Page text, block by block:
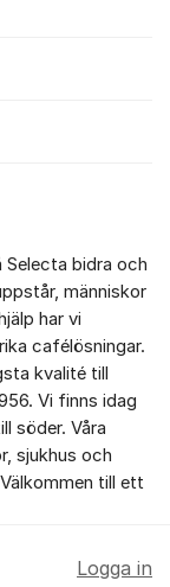
bidra och
människor
har vi
cafélösningar.
kvalité till
Vi finns idag
söder. Våra
sjukhus och
till ett
Logga in